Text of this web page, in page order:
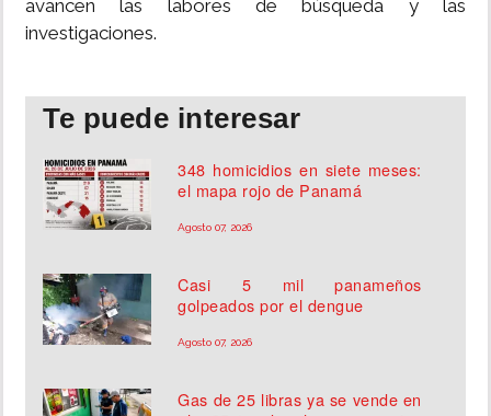
avancen las labores de búsqueda y las
investigaciones.
Te puede interesar
348 homicidios en siete meses:
el mapa rojo de Panamá
Agosto 07, 2026
Casi 5 mil panameños
golpeados por el dengue
Agosto 07, 2026
Gas de 25 libras ya se vende en